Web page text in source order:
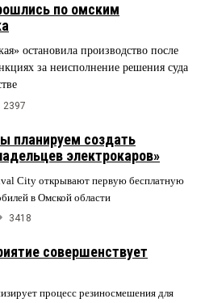
по омским
остановила производство после
за неисполнение решения суда
2397
планируем создать
электрокаров»
City открывают первую бесплатную
в Омской области
3418
совершенствует
процесс резиносмешения для